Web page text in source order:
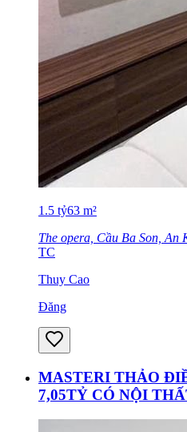
1.5 tỷ63 m²
The opera, Cầu Ba Son,
TC
Thuy Cao
Đăng
MASTERI THẢO
7,05TỶ CÓ NỘI